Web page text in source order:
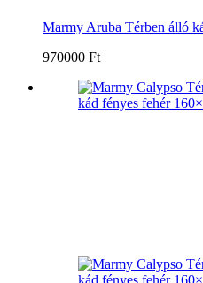
Marmy Aruba Térben álló
970000 Ft